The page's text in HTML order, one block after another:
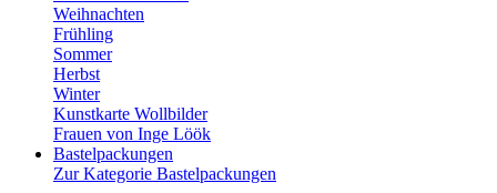
Weihnachten
Frühling
Sommer
Herbst
Winter
Kunstkarte Wollbilder
Frauen von Inge Löök
Bastelpackungen
Zur Kategorie Bastelpackungen